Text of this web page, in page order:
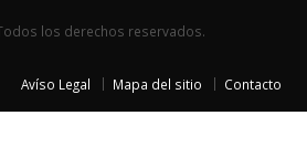
los derechos reservados.
Avíso Legal Mapa del sitio Contacto